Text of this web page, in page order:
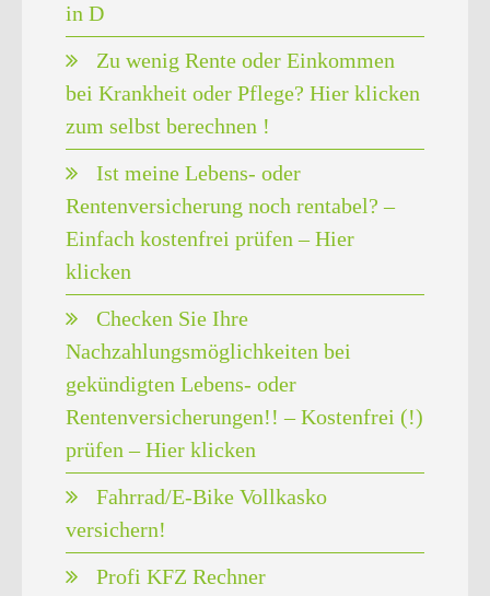
in D
Zu wenig Rente oder Einkommen
bei Krankheit oder Pflege? Hier klicken
zum selbst berechnen !
Ist meine Lebens- oder
Rentenversicherung noch rentabel? –
Einfach kostenfrei prüfen – Hier
klicken
Checken Sie Ihre
Nachzahlungsmöglichkeiten bei
gekündigten Lebens- oder
Rentenversicherungen!! – Kostenfrei (!)
prüfen – Hier klicken
Fahrrad/E-Bike Vollkasko
versichern!
Profi KFZ Rechner